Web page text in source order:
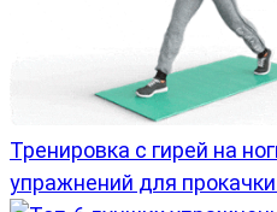
Тренировка с гирей на
упражнений для